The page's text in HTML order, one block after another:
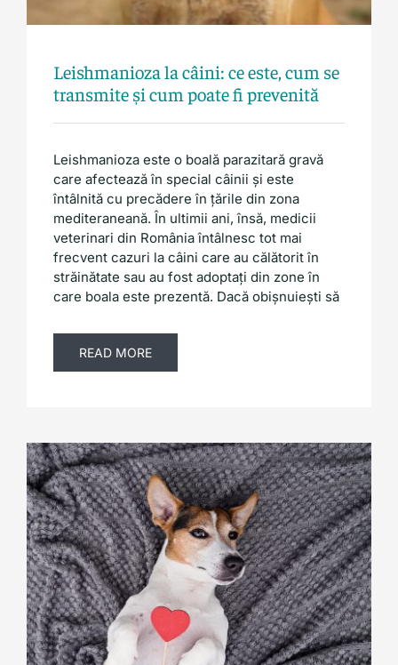
Leishmanioza la câini: ce este, cum se
transmite și cum poate fi prevenită
Leishmanioza este o boală parazitară gravă
care afectează în special câinii și este
întâlnită cu precădere în țările din zona
mediteraneană. În ultimii ani, însă, medicii
veterinari din România întâlnesc tot mai
frecvent cazuri la câini care au călătorit în
străinătate sau au fost adoptați din zone în
care boala este prezentă. Dacă obișnuiești să
READ MORE
Afecțiuni